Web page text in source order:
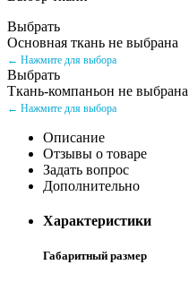
Выбрать
Основная ткань не выбрана
← Нажмите для выбора
Выбрать
Ткань-компаньон не выбрана
← Нажмите для выбора
Описание
Отзывы о товаре
Задать вопрос
Дополнительно
Характеристики
Габаритный размер